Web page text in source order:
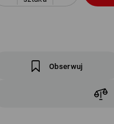
Obserwuj